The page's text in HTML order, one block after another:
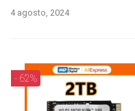
4 agosto, 2024
- 62%